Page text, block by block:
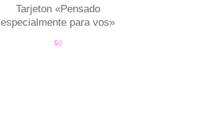
Tarjeton «Pensado
especialmente para vos»
$0